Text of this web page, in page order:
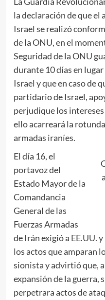
la declaración de que el
Israel se realizó
de la ONU, en el
Seguridad de la ONU
durante 10 días en
Israel y que en caso de
partidario de Israel,
perjudique los
ello acarreará la
armadas iraníes.
El día 16, el
portavoz del
Estado Mayor de la
Comandancia
General de las
Fuerzas Armadas
de Irán exigió a EE.UU.
los actos que amparan
sionista y advirtió que,
expansión de la guerra,
perpetrara actos de